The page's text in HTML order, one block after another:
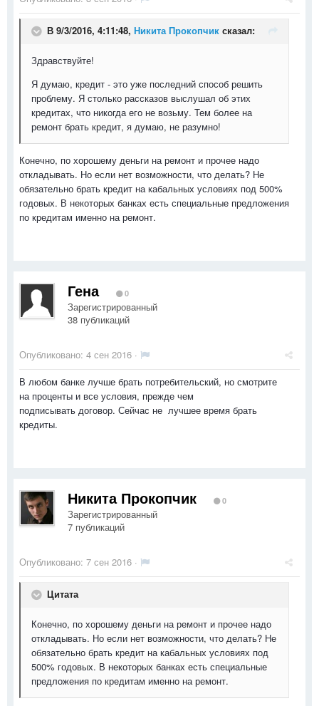
В 9/3/2016, 4:11:48, Никита Прокопчик сказал:
Здравствуйте!
Я думаю, кредит - это уже последний способ решить
проблему. Я столько рассказов выслушал об этих
кредитах, что никогда его не возьму. Тем более на
ремонт брать кредит, я думаю, не разумно!
Конечно, по хорошему деньги на ремонт и прочее надо
откладывать. Но если нет возможности, что делать? Не
обязательно брать кредит на кабальных условиях под 500%
годовых. В некоторых банках есть специальные предложения
по кредитам именно на ремонт.
Гена 0
Зарегистрированный
38 публикаций
Опубликовано: 4 сен 2016 ·
В любом банке лучше брать потребительский, но смотрите
на проценты и все условия, прежде чем
подписывать договор. Сейчас не лучшее время брать
кредиты.
Никита Прокопчик 0
Зарегистрированный
7 публикаций
Опубликовано: 7 сен 2016 ·
Цитата
Конечно, по хорошему деньги на ремонт и прочее надо
откладывать. Но если нет возможности, что делать? Не
обязательно брать кредит на кабальных условиях под
500% годовых. В некоторых банках есть специальные
предложения по кредитам именно на ремонт.